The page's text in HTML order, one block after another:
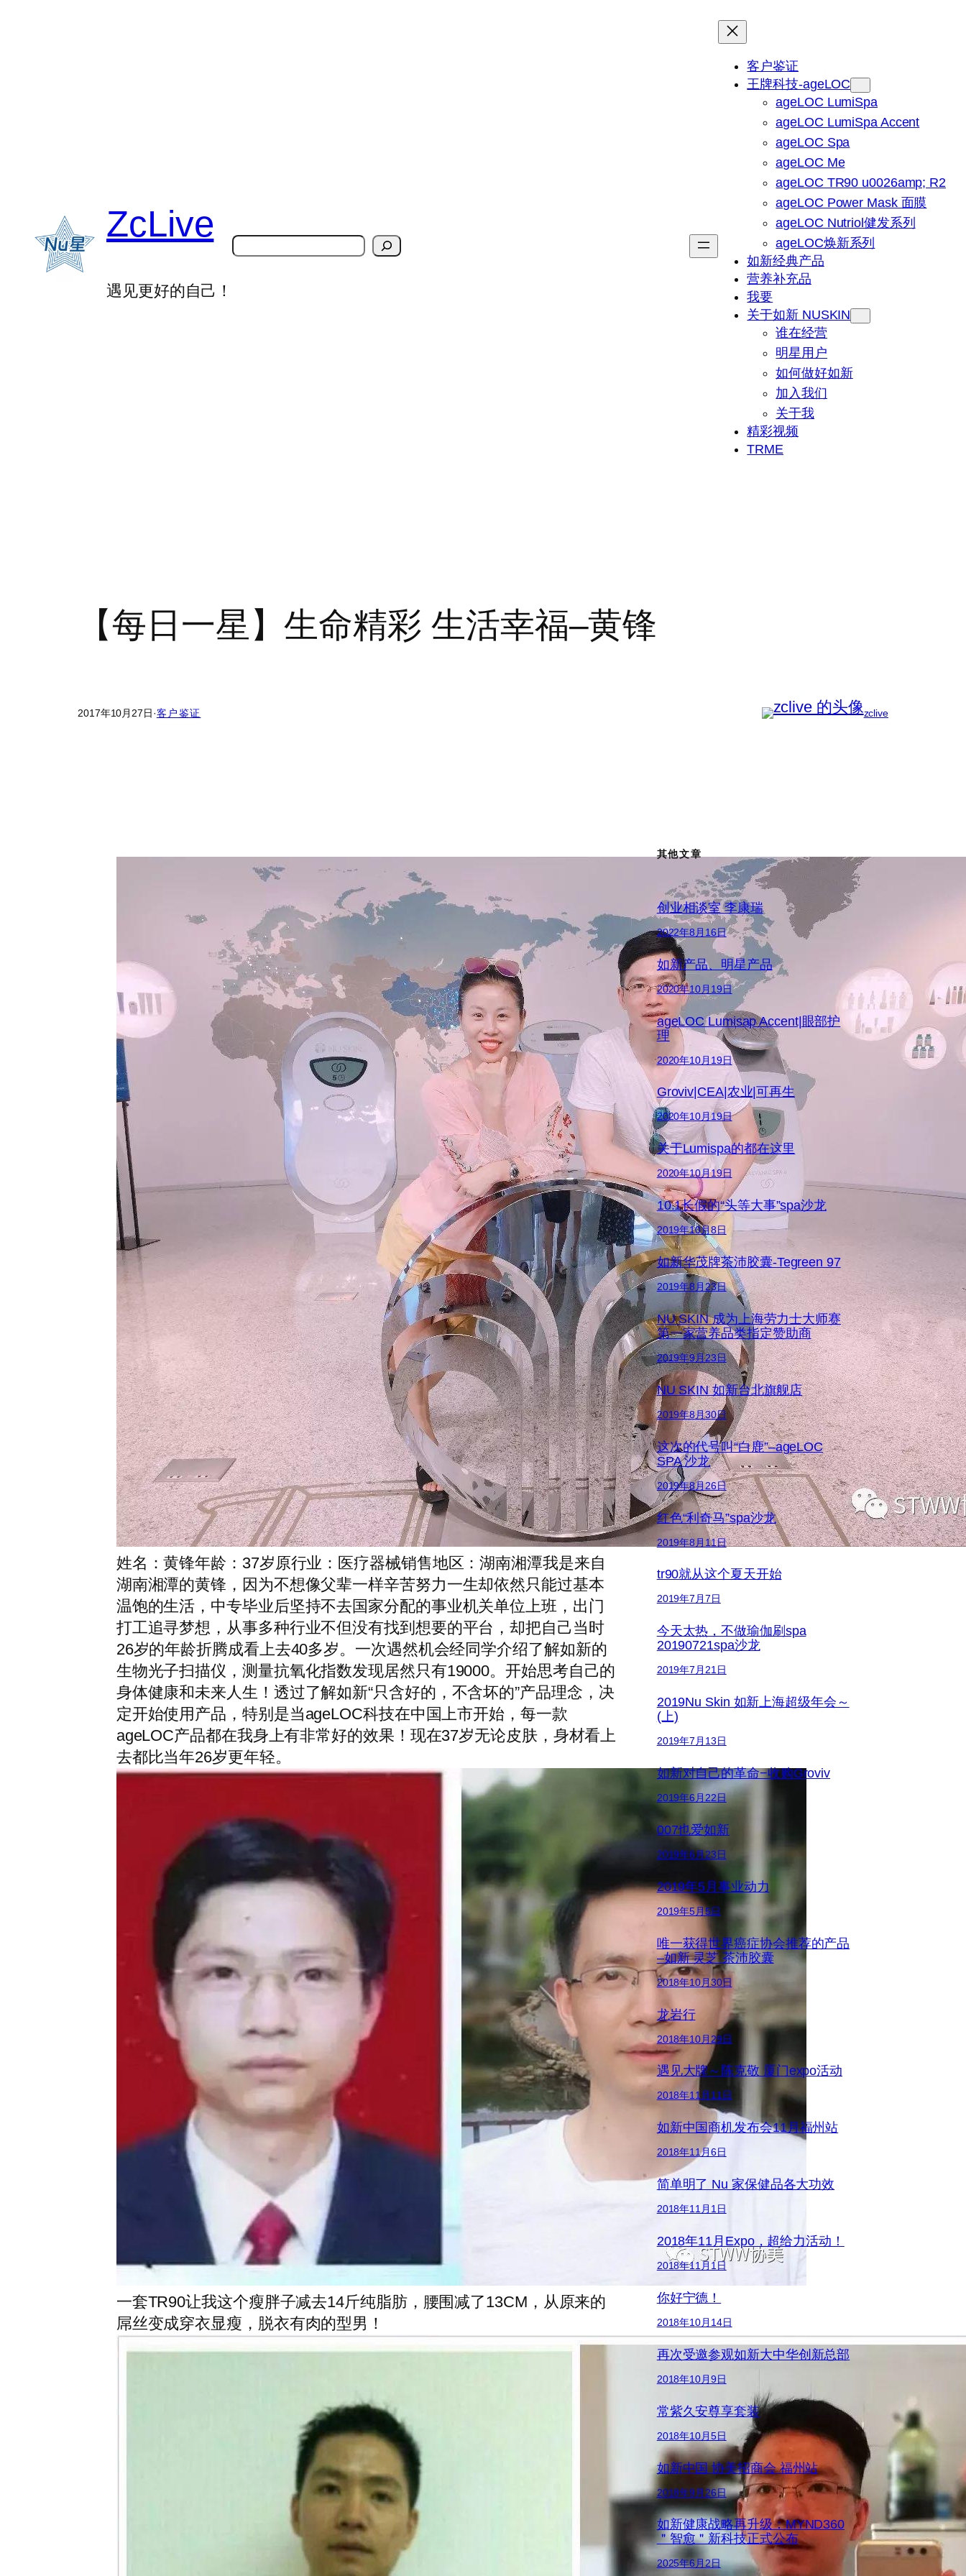
ZcLive
遇见更好的自己！
搜
客户鉴证
王牌科技-ageLOC
ageLOC LumiSpa
ageLOC LumiSpa Accent
ageLOC Spa
ageLOC Me
ageLOC TR90 u0026amp; R2
ageLOC Power Mask 面膜
ageLOC Nutriol健发系列
ageLOC焕新系列
如新经典产品
营养补充品
我要
关于如新 NUSKIN
谁在经营
明星用户
如何做好如新
加入我们
关于我
精彩视频
TRME
【每日一星】生命精彩 生活幸福–黄锋
2017年10月27日·客户鉴证 zclive
姓名：黄锋年龄：37岁原行业：医疗器械销售地区：湖南湘潭我是来自
湖南湘潭的黄锋，因为不想像父辈一样辛苦努力一生却依然只能过基本
温饱的生活，中专毕业后坚持不去国家分配的事业机关单位上班，出门
打工追寻梦想，从事多种行业不但没有找到想要的平台，却把自己当时
26岁的年龄折腾成看上去40多岁。一次遇然机会经同学介绍了解如新的
生物光子扫描仪，测量抗氧化指数发现居然只有19000。开始思考自己的
身体健康和未来人生！透过了解如新“只含好的，不含坏的”产品理念，决
定开始使用产品，特别是当ageLOC科技在中国上市开始，每一款
ageLOC产品都在我身上有非常好的效果！现在37岁无论皮肤，身材看上
去都比当年26岁更年轻。
一套TR90让我这个瘦胖子减去14斤纯脂肪，腰围减了13CM，从原来的
屌丝变成穿衣显瘦，脱衣有肉的型男！
其他文章
创业相谈室 李康瑞
2022年8月16日
如新产品、明星产品
2020年10月19日
ageLOC Lumisap Accent|眼部护
理
2020年10月19日
Groviv|CEA|农业|可再生
2020年10月19日
关于Lumispa的都在这里
2020年10月19日
10.1长假的“头等大事”spa沙龙
2019年10月8日
如新华茂牌茶沛胶囊-Tegreen 97
2019年8月23日
NU SKIN 成为上海劳力士大师赛
第一家营养品类指定赞助商
2019年9月23日
NU SKIN 如新台北旗舰店
2019年8月30日
这次的代号叫“白鹿”–ageLOC
SPA 沙龙
2019年8月26日
红色“利奇马”spa沙龙
2019年8月11日
tr90就从这个夏天开始
2019年7月7日
今天太热，不做瑜伽刷spa
20190721spa沙龙
2019年7月21日
2019Nu Skin 如新上海超级年会～
(上)
2019年7月13日
如新对自己的革命−收购Groviv
2019年6月22日
007也爱如新
2019年6月23日
2019年5月事业动力
2019年5月5日
唯一获得世界癌症协会推荐的产品
–如新 灵芝 茶沛胶囊
2018年10月30日
龙岩行
2018年10月29日
遇见大牌～陈克敬 厦门expo活动
2018年11月11日
如新中国商机发布会11月福州站
2018年11月6日
简单明了 Nu 家保健品各大功效
2018年11月1日
2018年11月Expo，超给力活动！
2018年11月1日
你好宁德！
2018年10月14日
再次受邀参观如新大中华创新总部
2018年10月9日
常紫久安尊享套装
2018年10月5日
如新中国 协美招商会 福州站
2018年9月26日
如新健康战略再升级：MYND360
＂智愈＂新科技正式公布
2025年6月2日